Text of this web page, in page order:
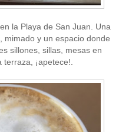
la Playa de San Juan. Una
mimado y un espacio donde
sillones, sillas, mesas en
¡apetece!.